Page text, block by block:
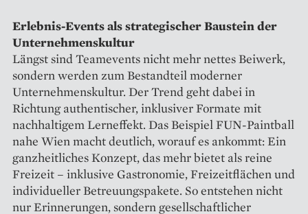
Erlebnis-Events als strategischer Baustein der
Unternehmenskultur
Längst sind Teamevents nicht mehr nettes Beiwerk,
sondern werden zum Bestandteil moderner
Unternehmenskultur. Der Trend geht dabei in
Richtung authentischer, inklusiver Formate mit
nachhaltigem Lerneffekt. Das Beispiel FUN-Paintball
nahe Wien macht deutlich, worauf es ankommt: Ein
ganzheitliches Konzept, das mehr bietet als reine
Freizeit – inklusive Gastronomie, Freizeitflächen und
individueller Betreuungspakete. So entstehen nicht
nur Erinnerungen, sondern gesellschaftlicher